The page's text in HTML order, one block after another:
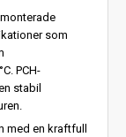
som
PCH-
stabil
en kraftfull